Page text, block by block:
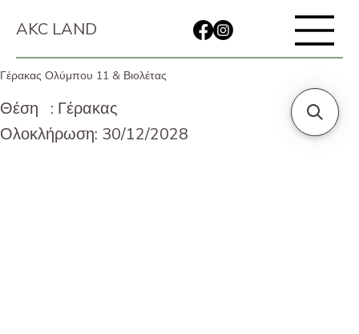
AKC LAND
Γέρακας Ολύμπου 11 & Βιολέτας
Θέση : Γέρακας
Ολοκλήρωση: 30/12/2028